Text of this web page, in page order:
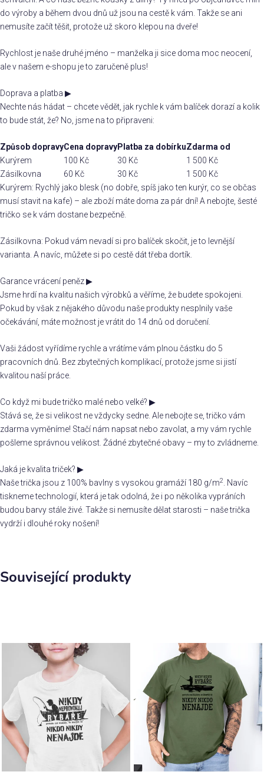
do výroby a během dvou dnů už jsou na cestě k vám. Takže se ani
nemusíte začít těšit, protože už skoro klepou na dveře!
Rychlost je naše druhé jméno – manželka ji sice doma moc neocení,
ale v našem e-shopu je to zaručeně plus!
Doprava a platba ▶
Nechte nás hádat – chcete vědět, jak rychle k vám balíček dorazí a kolik
to bude stát, že? No, jsme na to připraveni:
Způsob dopravyCena dopravyPlatba za dobírkuZdarma od
Kurýrem
100 Kč 30 Kč
1 500 Kč
Zásilkovna
60 Kč 30 Kč
1 500 Kč
Kurýrem: Rychlý jako blesk (no dobře, spíš jako ten kurýr, co se občas
musí stavit na kafe) – ale zboží máte doma za pár dní! A nebojte, šesté
tričko se k vám dostane bezpečně.
Zásilkovna: Pokud vám nevadí si pro balíček skočit, je to levnější
varianta. A navíc, můžete si po cestě dát třeba dortík.
Garance vrácení peněz▶
Jsme hrdí na kvalitu našich výrobků a věříme, že budete spokojeni.
Pokud by však z nějakého důvodu naše produkty nesplnily vaše
očekávání, máte možnost je vrátit do 14 dnů od doručení.
Vaši žádost vyřídíme rychle a vrátíme vám plnou částku do 5
pracovních dnů. Bez zbytečných komplikací, protože jsme si jistí
kvalitou naší práce.
Co když mi bude tričko malé nebo velké? ▶
Stává se, že si velikost ne vždycky sedne. Ale nebojte se, tričko vám
zdarma vyměníme! Stačí nám napsat nebo zavolat, a my vám rychle
pošleme správnou velikost. Žádné zbytečné obavy – my to zvládneme.
Jaká je kvalita triček? ▶
Naše trička jsou z 100% bavlny s vysokou gramáží 180 g/m2. Navíc
tiskneme technologií, která je tak odolná, že i po několika vypráních
budou barvy stále živé. Takže si nemusíte dělat starosti – naše trička
vydrží i dlouhé roky nošení!
Související produkty